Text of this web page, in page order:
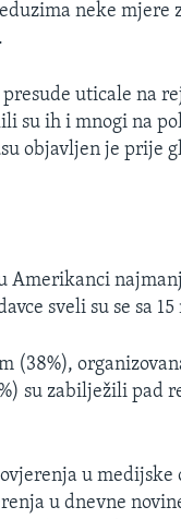
neke mjere
uticale na
su ih i mnogi na
objavljen je prije
Amerikanci
sveli su se sa 15
(38%),
su zabilježili pad
u
u dnevne novine